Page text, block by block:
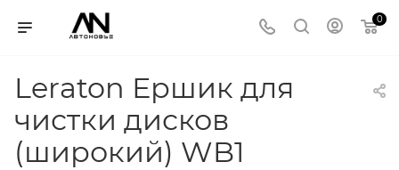
0
Leraton Ершик для
чистки дисков
(широкий) WB1